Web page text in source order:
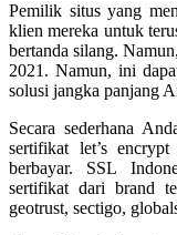
Pemilik situs yang
klien mereka untuk
bertanda silang.
2021. Namun, ini
solusi jangka panjang
Secara sederhana
sertifikat let’s
berbayar. SSL
sertifikat dari brand
geotrust, sectigo,